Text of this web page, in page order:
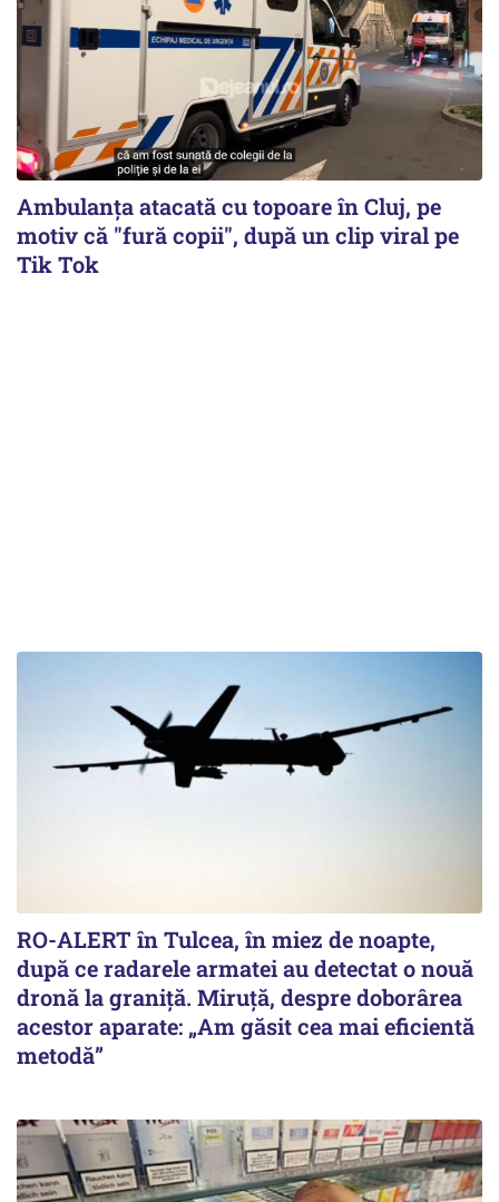
Ambulanța atacată cu topoare în Cluj, pe
motiv că "fură copii", după un clip viral pe
Tik Tok
RO-ALERT în Tulcea, în miez de noapte,
după ce radarele armatei au detectat o nouă
dronă la graniță. Miruță, despre doborârea
acestor aparate: „Am găsit cea mai eficientă
metodă”